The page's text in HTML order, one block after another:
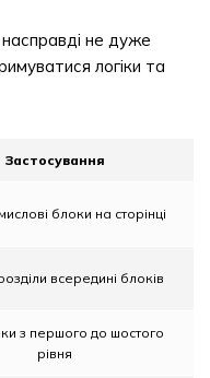
не дуже
логіки та
Застосування
блоки на сторінці
всередині блоків
з першого до шостого
рівня